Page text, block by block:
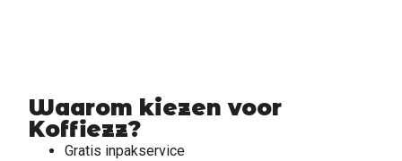
Waarom kiezen voor
Koffiezz?
Gratis inpakservice